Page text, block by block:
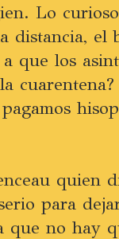
Lo
distancia,
que los
quien
para
no hay